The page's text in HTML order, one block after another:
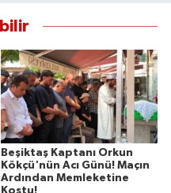
Beşiktaş Kaptanı Orkun
Kökçü'nün Acı Günü! Maçın
Ardından Memleketine
Koştu!